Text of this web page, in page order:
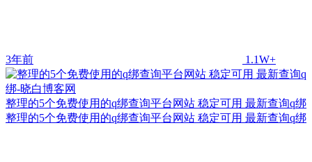
3年前 1.1W+
整理的5个免费使用的q绑查询平台网站 稳定可用 最新查询q绑
整理的5个免费使用的q绑查询平台网站 稳定可用 最新查询q绑